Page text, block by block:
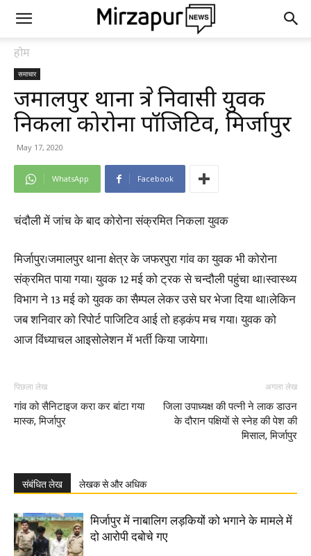
होम
समाचार
जमालपुर थाना क्षेत्र निवासी युवक
निकला कोरोना पॉजिटिव, मिर्जापुर
May 17, 2020
WhatsApp Facebook
चंदौली में जांच के बाद कोरोना संक्रमित निकला युवक
मिर्जापुर।जमालपुर थाना क्षेत्र के जफरपुरा गांव का युवक भी कोरोना
संक्रमित पाया गया। युवक 12 मई को ट्रक से चन्दौली पहुंचा था।स्वास्थ्य
विभाग ने 13 मई को युवक का सैम्पल लेकर उसे घर भेजा दिया था।लेकिन
जब शनिवार को रिपोर्ट पाजिटिव आई तो हड़कंप मच गया। युवक को
आज विंध्याचल आइसोलेशन में भर्ती किया जायेगा।
पिछला लेख
गांव को सैनिटाइज करा कर बांटा गया
मास्क, मिर्जापुर
अगला लेख
जिला उपाध्यक्ष की पत्नी ने लाक डाउन
के दौरान पक्षियों से स्नेह की पेश की
मिसाल, मिर्जापुर
संबंधित लेख लेखक से और अधिक
मिर्जापुर में नाबालिग लड़कियों को भगाने के मामले में
दो आरोपी दबोचे गए